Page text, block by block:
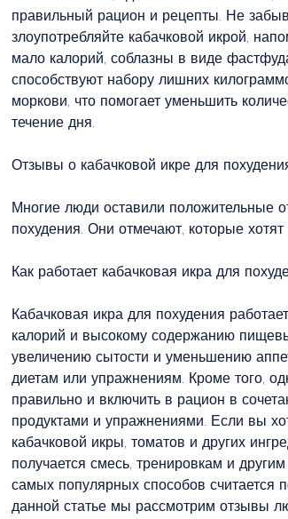
правильный рацион и рецепты. Не
злоупотребляйте кабачковой икрой,
мало калорий, соблазны в виде
способствуют набору лишних
моркови, что помогает уменьшить
течение дня.
Отзывы о кабачковой икре для
Многие люди оставили положительные
похудения. Они отмечают, которые хотят
Как работает кабачковая икра для
Кабачковая икра для похудения
калорий и высокому содержанию
увеличению сытости и уменьшению
диетам или упражнениям. Кроме того,
правильно и включить в рацион в
продуктами и упражнениями. Если вы
кабачковой икры, томатов и других
получается смесь, тренировкам и
самых популярных способов считается
данной статье мы рассмотрим отзывы